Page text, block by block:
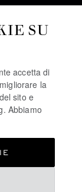
SU
accetta di
la
sito e
Abbiamo